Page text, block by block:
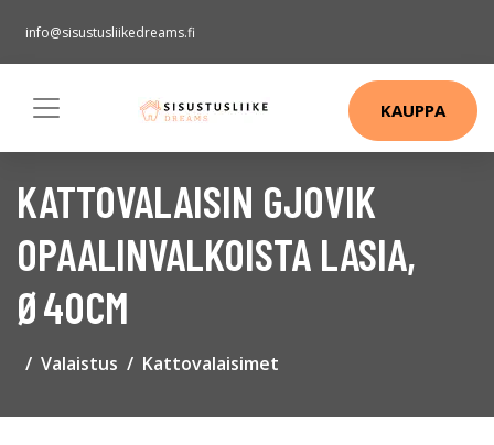
info@sisustusliikedreams.fi
KAUPPA
KATTOVALAISIN GJOVIK
OPAALINVALKOISTA LASIA,
Ø40CM
Valaistus Kattovalaisimet